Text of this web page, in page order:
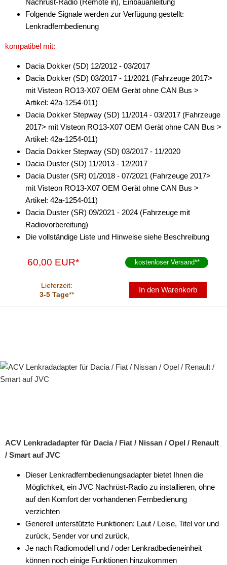
Nachrüst-Radio (Remote in), Einbauanleitung
Folgende Signale werden zur Verfügung gestellt:
Lenkradfernbedienung
kompatibel mit:
Dacia Dokker (SD) 12/2012 - 03/2017
Dacia Dokker (SD) 03/2017 - 11/2021 (Fahrzeuge 2017>
mit Visteon RO13-X07 OEM Gerät ohne CAN Bus >
Artikel: 42a-1254-011)
Dacia Dokker Stepway (SD) 11/2014 - 03/2017 (Fahrzeuge
2017> mit Visteon RO13-X07 OEM Gerät ohne CAN Bus >
Artikel: 42a-1254-011)
Dacia Dokker Stepway (SD) 03/2017 - 11/2020
Dacia Duster (SD) 11/2013 - 12/2017
Dacia Duster (SR) 01/2018 - 07/2021 (Fahrzeuge 2017>
mit Visteon RO13-X07 OEM Gerät ohne CAN Bus >
Artikel: 42a-1254-011)
Dacia Duster (SR) 09/2021 - 2024 (Fahrzeuge mit
Radiovorbereitung)
Die vollständige Liste und Hinweise siehe Beschreibung
60,00 EUR* kostenloser Versand**
Lieferzeit:
3-5 Tage**
In den Warenkorb
ACV Lenkradadapter für Dacia / Fiat / Nissan / Opel / Renault
/ Smart auf JVC
Dieser Lenkradfernbedienungsadapter bietet Ihnen die
Möglichkeit, ein JVC Nachrüst-Radio zu installieren, ohne
auf den Komfort der vorhandenen Fernbedienung
verzichten
Generell unterstützte Funktionen: Laut / Leise, Titel vor und
zurück, Sender vor und zurück,
Je nach Radiomodell und / oder Lenkradbedieneinheit
können noch einige Funktionen hinzukommen